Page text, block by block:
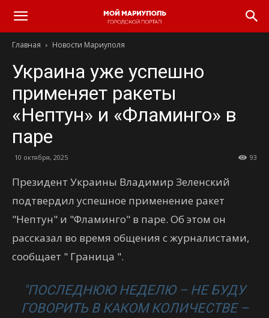
Главная Новости Мариуполя
Украина уже успешно
применяет ракеты
«Нептун» и «Фламинго» в
паре
10 октября, 2025 93
Президент Украины Владимир Зеленский
подтвердил успешное применение ракет
"Нептун" и "Фламинго" в паре. Об этом он
рассказал во время общения с журналистами,
сообщает " Граница ".
"ПОСЛЕДНЮЮ НЕДЕЛЮ – НЕ БУДУ
ГОВОРИТЬ В КАКОМ КОЛИЧЕСТВЕ –